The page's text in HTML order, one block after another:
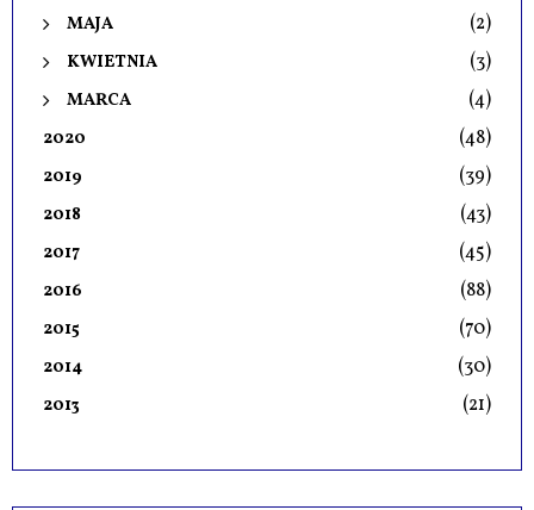
MAJA (2)
KWIETNIA (3)
MARCA (4)
2020 (48)
2019 (39)
2018 (43)
2017 (45)
2016 (88)
2015 (70)
2014 (30)
2013 (21)